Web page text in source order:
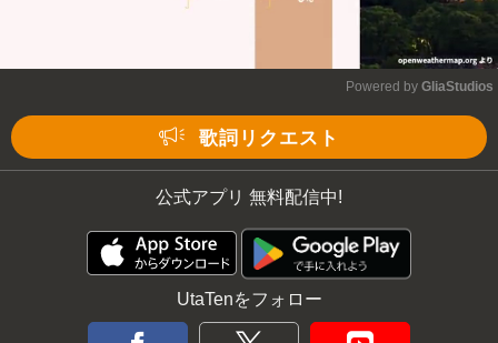
Powered by GliaStudios
歌詞リクエスト
公式アプリ 無料配信中!
UtaTenをフォロー